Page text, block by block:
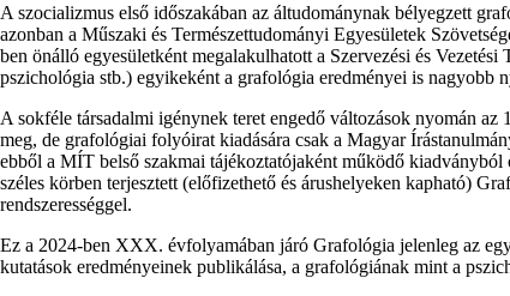
A szocializmus első időszakában az áltudománynak bélyegzett
azonban a Műszaki és Természettudományi Egyesületek
ben önálló egyesületként megalakulhatott a Szervezési és
pszichológia stb.) egyikeként a grafológia eredményei is nagyobb
A sokféle társadalmi igénynek teret engedő változások nyomán
meg, de grafológiai folyóirat kiadására csak a Magyar
ebből a MÍT belső szakmai tájékoztatójaként működő kiadványból
széles körben terjesztett (előfizethető és árushelyeken kapható)
rendszerességgel.
Ez a 2024-ben XXX. évfolyamában járó Grafológia jelenleg az
kutatások eredményeinek publikálása, a grafológiának mint a